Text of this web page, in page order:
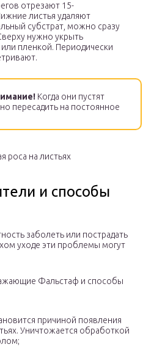
отрезают 15-
листья удаляют
субстрат, можно сразу
нужно укрыть
пленкой. Периодически
Когда они пустят
пересадить на постоянное
роса на листьях
и способы
заболеть или пострадать
уходе эти проблемы могут
Фальстаф и способы
причиной появления
Уничтожается обработкой